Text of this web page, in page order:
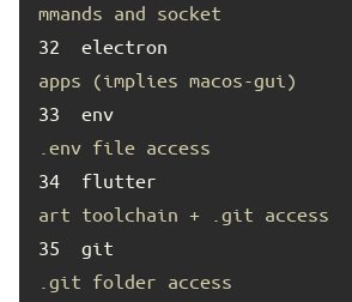
mmands and socket
electron
apps (implies macos-gui)
env
.env file access
flutter
art toolchain + .git access
git
.git folder access